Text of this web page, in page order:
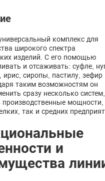
комплекс для
широкого спектра
изделий. С его помощью
и отсаживать: суфле,
ирис, сиропы, пастилу, зефир
таким возможностям он
сразу несколько систем,
производственные мощности,
так и средних
и